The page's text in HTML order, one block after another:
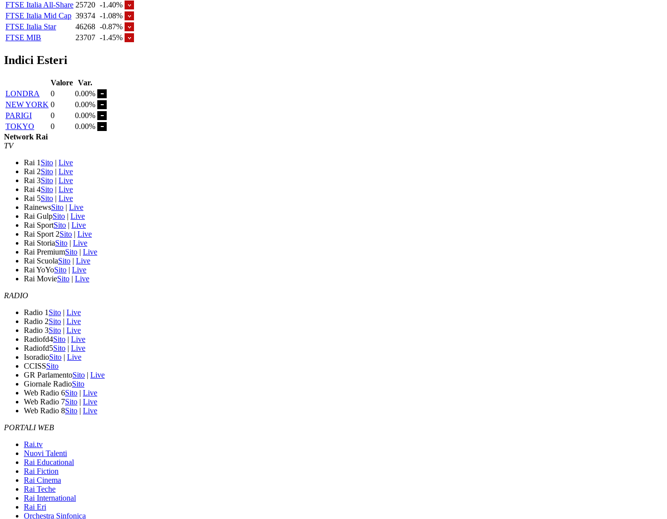
FTSE Italia All-Share 25720 -1.40%
FTSE Italia Mid Cap 39374 -1.08%
FTSE Italia Star
46268 -0.87%
FTSE MIB
23707 -1.45%
Indici Esteri
Valore Var.
LONDRA
0
0.00%
NEW YORK 0
0.00%
PARIGI
0
0.00%
TOKYO
0
0.00%
Network Rai
TV
Rai 1 Sito | Live
Rai 2Sito | Live
Rai 3Sito | Live
Rai 4Sito | Live
Rai 5Sito | Live
RainewsSito | Live
Rai GulpSito | Live
Rai SportSito | Live
Rai Sport 2Sito | Live
Rai StoriaSito | Live
Rai PremiumSito | Live
Rai ScuolaSito | Live
Rai YoYoSito | Live
Rai MovieSito | Live
RADIO
Radio 1 Sito | Live
Radio 2Sito | Live
Radio 3Sito | Live
Radiofd4Sito | Live
Radiofd5Sito | Live
IsoradioSito | Live
CCISSSito
GR ParlamentoSito | Live
Giornale RadioSito
Web Radio 6Sito | Live
Web Radio 7Sito | Live
Web Radio 8Sito | Live
PORTALI WEB
Rai.tv
Nuovi Talenti
Rai Educational
Rai Fiction
Rai Cinema
Rai Teche
Rai International
Rai Eri
Orchestra Sinfonica